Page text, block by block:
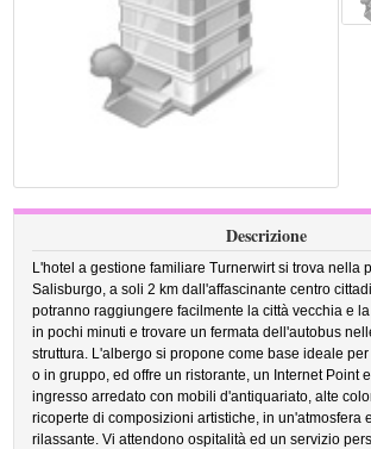
Descrizione
L'hotel a gestione familiare Turnerwirt si trova nella
Salisburgo, a soli 2 km dall'affascinante centro
potranno raggiungere facilmente la città vecchia e
in pochi minuti e trovare un fermata dell'autobus
struttura. L'albergo si propone come base ideale
o in gruppo, ed offre un ristorante, un Internet Point
ingresso arredato con mobili d'antiquariato, alte
ricoperte di composizioni artistiche, in un'atmosfera
rilassante. Vi attendono ospitalità ed un servizio